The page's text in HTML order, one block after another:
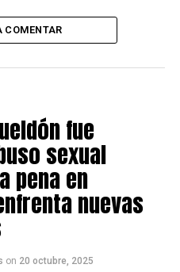
COMENTAR
fue
sexual
pena en
nuevas
on 20 octubre, 2025